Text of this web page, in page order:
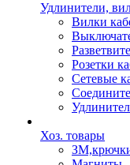
Удлинители,
Вилки
Розетки
Сетевые
Хоз. товары